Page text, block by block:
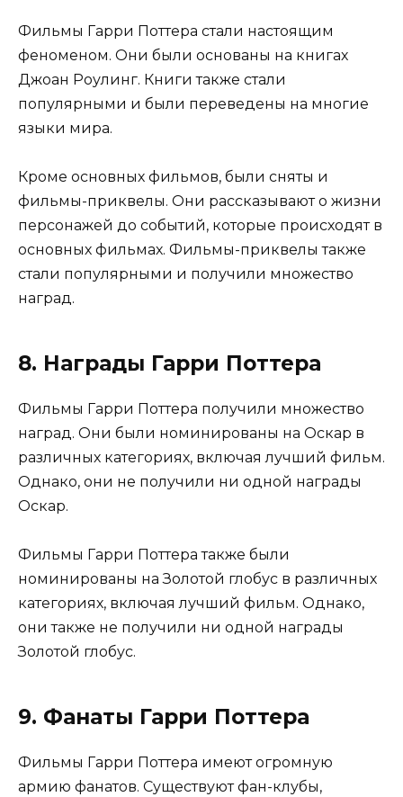
Фильмы Гарри Поттера стали настоящим
феноменом. Они были основаны на книгах
Джоан Роулинг. Книги также стали
популярными и были переведены на многие
языки мира.
Кроме основных фильмов, были сняты и
фильмы-приквелы. Они рассказывают о жизни
персонажей до событий, которые происходят в
основных фильмах. Фильмы-приквелы также
стали популярными и получили множество
наград.
8. Награды Гарри Поттера
Фильмы Гарри Поттера получили множество
наград. Они были номинированы на Оскар в
различных категориях, включая лучший фильм.
Однако, они не получили ни одной награды
Оскар.
Фильмы Гарри Поттера также были
номинированы на Золотой глобус в различных
категориях, включая лучший фильм. Однако,
они также не получили ни одной награды
Золотой глобус.
9. Фанаты Гарри Поттера
Фильмы Гарри Поттера имеют огромную
армию фанатов. Существуют фан-клубы,